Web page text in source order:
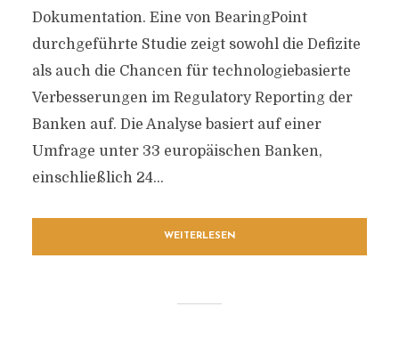
Dokumentation. Eine von BearingPoint
durchgeführte Studie zeigt sowohl die Defizite
als auch die Chancen für technologiebasierte
Verbesserungen im Regulatory Reporting der
Banken auf. Die Analyse basiert auf einer
Umfrage unter 33 europäischen Banken,
einschließlich 24...
WEITERLESEN